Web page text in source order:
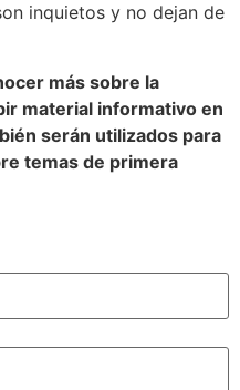
inquietos y no dejan de
más sobre la
material informativo en
serán utilizados para
temas de primera